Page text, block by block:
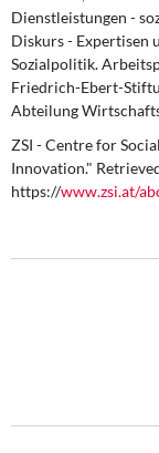
Dienstleistungen -
Diskurs - Expertisen
Sozialpolitik.
Friedrich-Ebert-
Abteilung
ZSI - Centre for
Innovation."
https://www.zsi.at/